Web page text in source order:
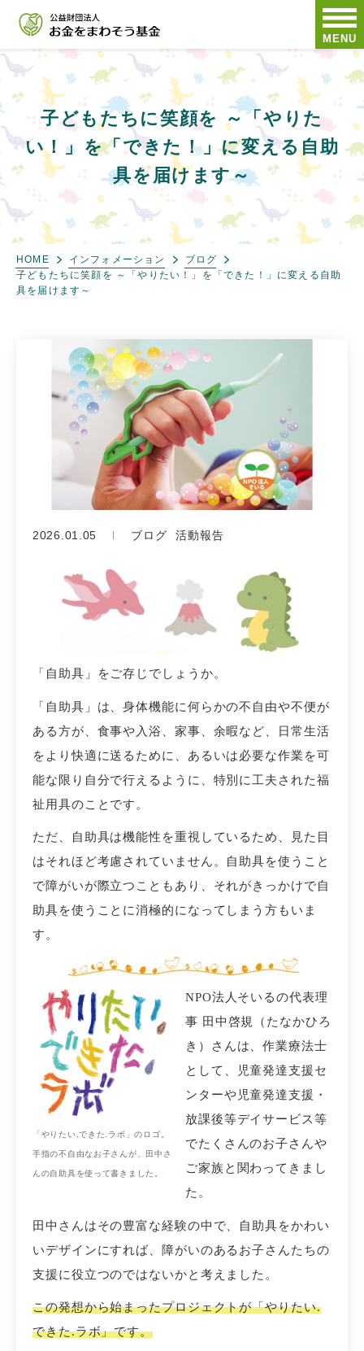
MENU
子どもたちに笑顔を ～「やりた
い！」を「できた！」に変える自助
具を届けます～
HOME インフォメーション
ブログ
子どもたちに笑顔を ～「やりたい！」を「できた！」に変える自助
具を届けます～
2026.01.05 ブログ 活動報告
「自助具」をご存じでしょうか。
「自助具」は、身体機能に何らかの不自由や不便が
ある方が、食事や入浴、家事、余暇など、日常生活
をより快適に送るために、あるいは必要な作業を可
能な限り自分で行えるように、特別に工夫された福
祉用具のことです。
ただ、自助具は機能性を重視しているため、見た目
はそれほど考慮されていません。自助具を使うこと
で障がいが際立つこともあり、それがきっかけで自
助具を使うことに消極的になってしまう方もいま
す。
「やりたい.できた.ラボ」のロゴ。
手指の不自由なお子さんが、田中さ
んの自助具を使って書きました。
NPO法人そいるの代表理
事 田中啓規（たなかひろ
き）さんは、作業療法士
として、児童発達支援セ
ンターや児童発達支援・
放課後等デイサービス等
でたくさんのお子さんや
ご家族と関わってきまし
た。
田中さんはその豊富な経験の中で、自助具をかわい
いデザインにすれば、障がいのあるお子さんたちの
支援に役立つのではないかと考えました。
この発想から始まったプロジェクトが「やりたい.
できた.ラボ」です。